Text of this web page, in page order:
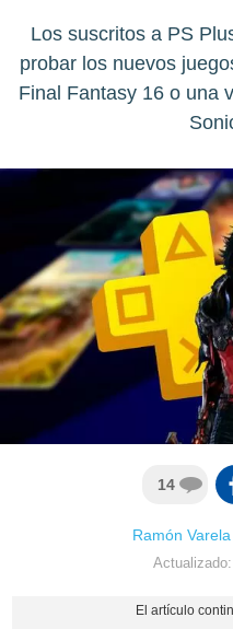
Los suscritos a PS
probar los nuevos
Final Fantasy 16 o una
14
Ramón Varela